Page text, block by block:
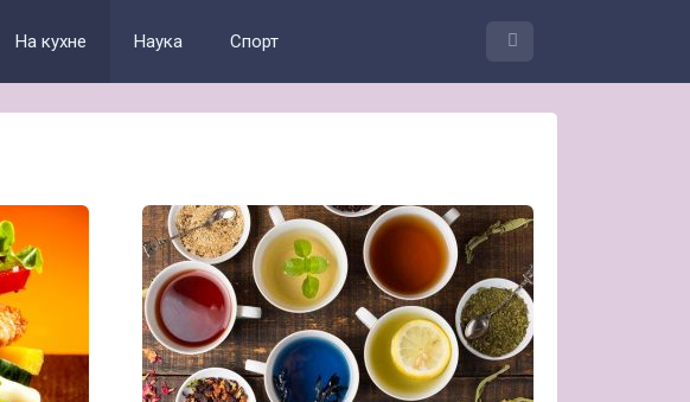
На кухне Наука Спорт